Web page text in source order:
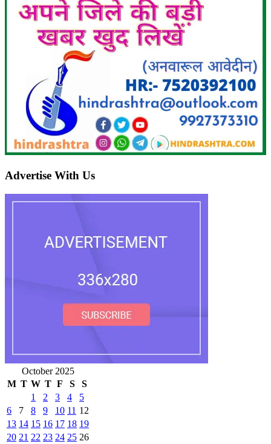
Advertise With Us
October 2025
M T W T F S
S
1
2 3 4
5
6
7 8 9 10 11 12
13 14 15 16 17 18 19
20 21 22 23 24 25 26